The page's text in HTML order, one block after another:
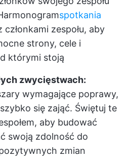
spotkania
członkami zespołu, aby
strony, cele i
którymi stoją
zwycięstwach:
wymagające poprawy,
się zająć. Świętuj te
aby budować
swoją zdolność do
zmian